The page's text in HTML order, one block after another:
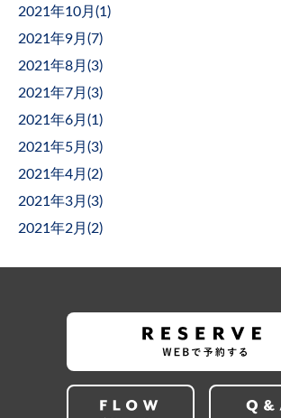
2021年10月(1)
2021年9月(7)
2021年8月(3)
2021年7月(3)
2021年6月(1)
2021年5月(3)
2021年4月(2)
2021年3月(3)
2021年2月(2)